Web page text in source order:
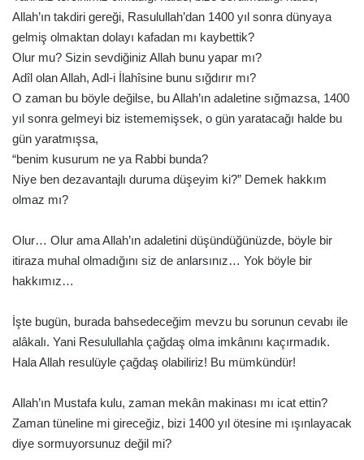
Allah’ın takdiri gereği, Rasulullah’dan 1400 yıl sonra dünyaya
gelmiş olmaktan dolayı kafadan mı kaybettik?
Olur mu? Sizin sevdiğiniz Allah bunu yapar mı?
Adîl olan Allah, Adl-i İlahîsine bunu sığdırır mı?
O zaman bu böyle değilse, bu Allah’ın adaletine sığmazsa, 1400
yıl sonra gelmeyi biz istememişsek, o gün yaratacağı halde bu
gün yaratmışsa,
“benim kusurum ne ya Rabbi bunda?
Niye ben dezavantajlı duruma düşeyim ki?” Demek hakkım
olmaz mı?
Olur… Olur ama Allah’ın adaletini düşündüğünüzde, böyle bir
itiraza muhal olmadığını siz de anlarsınız… Yok böyle bir
hakkımız…
İşte bugün, burada bahsedeceğim mevzu bu sorunun cevabı ile
alâkalı. Yani Resulullahla çağdaş olma imkânını kaçırmadık.
Hala Allah resulüyle çağdaş olabiliriz! Bu mümkündür!
Allah’ın Mustafa kulu, zaman mekân makinası mı icat ettin?
Zaman tüneline mi gireceğiz, bizi 1400 yıl ötesine mi ışınlayacak
diye sormuyorsunuz değil mi?